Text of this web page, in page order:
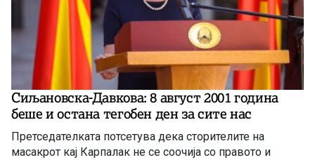
Сиљановска-Давкова: 8 август 2001 година
беше и остана тегобен ден за сите нас
Претседателката потсетува дека сторителите на
масакрот кај Карпалак не се соочија со правото и